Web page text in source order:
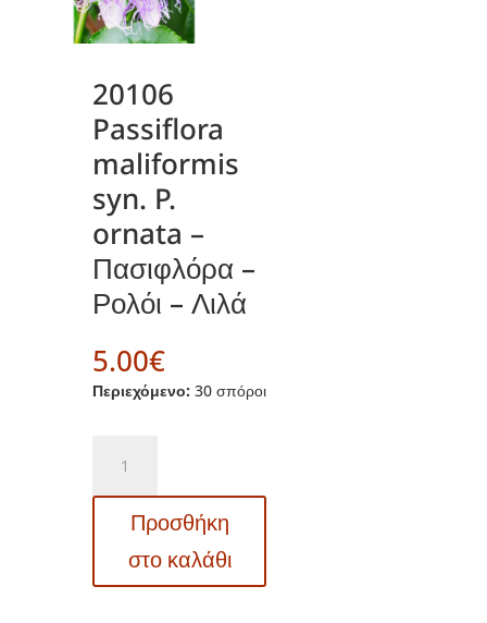
20106
Passiflora
maliformis
syn. P.
ornata –
Πασιφλόρα –
Ρολόι – Λιλά
5.00€
Περιεχόμενο: 30 σπόροι
Passiflora
maliformis
ornata
Προσθήκη
στο καλάθι